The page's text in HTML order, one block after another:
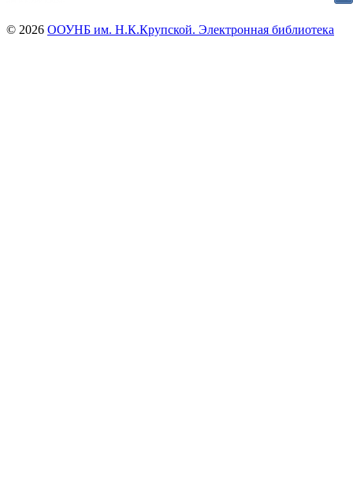
© 2026 ООУНБ им. Н.К.Крупской. Электронная библиотека